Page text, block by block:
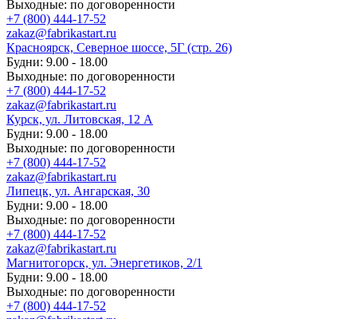
Выходные: по договоренности
+7 (800) 444-17-52
zakaz@fabrikastart.ru
Красноярск, Северное шоссе, 5Г (стр. 26)
Будни: 9.00 - 18.00
Выходные: по договоренности
+7 (800) 444-17-52
zakaz@fabrikastart.ru
Курск, ул. Литовская, 12 А
Будни: 9.00 - 18.00
Выходные: по договоренности
+7 (800) 444-17-52
zakaz@fabrikastart.ru
Липецк, ул. Ангарская, 30
Будни: 9.00 - 18.00
Выходные: по договоренности
+7 (800) 444-17-52
zakaz@fabrikastart.ru
Магнитогорск, ул. Энергетиков, 2/1
Будни: 9.00 - 18.00
Выходные: по договоренности
+7 (800) 444-17-52